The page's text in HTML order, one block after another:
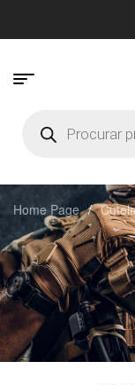
Home Page /